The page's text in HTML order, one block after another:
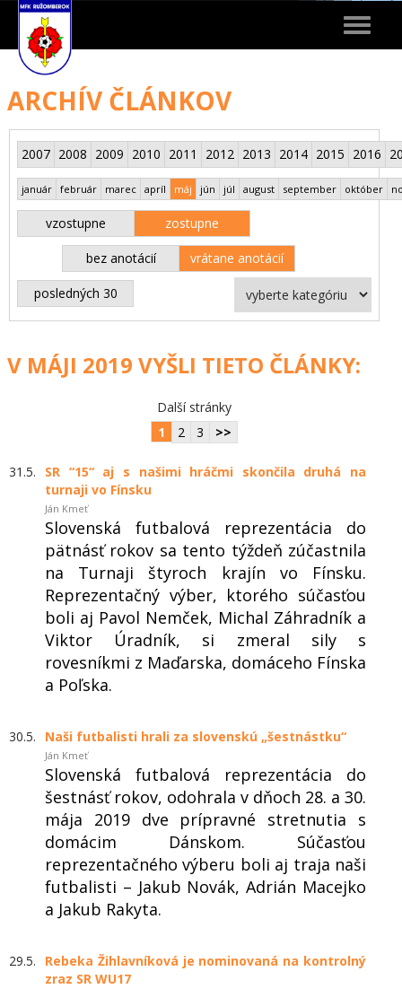
Toggle
ARCHÍV ČLÁNKOV
2007 2008 2009 2010 2011 2012 2013 2014 2015 2016
január február marec apríl máj jún júl august september október
vzostupne zostupne
bez anotácií vrátane anotácií
posledných 30
V MÁJI 2019 VYŠLI TIETO ČLÁNKY:
Další stránky
1
2 3 >>
31.5.
SR “15“ aj s našimi hráčmi skončila druhá na
turnaji vo Fínsku
Ján Kmeť
Slovenská futbalová reprezentácia do
pätnásť rokov sa tento týždeň zúčastnila
na Turnaji štyroch krajín vo Fínsku.
Reprezentačný výber, ktorého súčasťou
boli aj Pavol Nemček, Michal Záhradník a
Viktor Úradník, si zmeral sily s
rovesníkmi z Maďarska, domáceho Fínska
a Poľska.
30.5. Naši futbalisti hrali za slovenskú „šestnástku“
Ján Kmeť
Slovenská futbalová reprezentácia do
šestnásť rokov, odohrala v dňoch 28. a 30.
mája 2019 dve prípravné stretnutia s
domácim Dánskom. Súčasťou
reprezentačného výberu boli aj traja naši
futbalisti – Jakub Novák, Adrián Macejko
a Jakub Rakyta.
29.5.
Rebeka Žihlavníková je nominovaná na kontrolný
zraz SR WU17